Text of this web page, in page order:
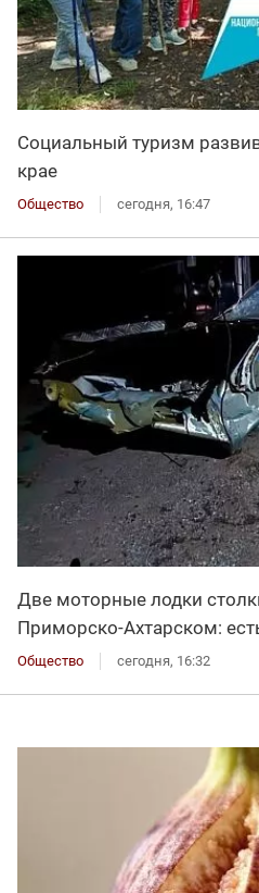
Социальный туризм
крае
Общество сегодня, 16:47
Две моторные лодки
Приморско-Ахтарском:
Общество сегодня, 16:32